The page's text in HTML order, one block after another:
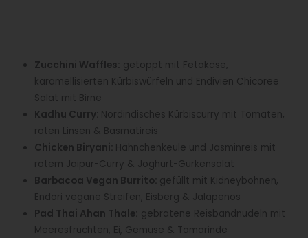
Zucchini Waffles: getoppt mit Fetakäse,
karamellisierten Kürbiswürfeln und Endivien Chicoree
Salat mit Birne
Kadhu Curry: Nordindisches Kürbiscurry mit Tomaten,
roten Linsen & Basmatireis
Chicken Biryani: Hähnchenkeule und Jasminreis mit
rotem Jaipur-Curry & Joghurt-Gurkensalat
Barbacoa Vegan Burrito: gefüllt mit Kidneybohnen,
Endori vegane Streifen, Eisberg & Jalapenos
Pad Thai Ahan Thale: gebratene Reisbandnudeln mit
Meeresfrüchten, Ei, Gemüse & Tamarinde